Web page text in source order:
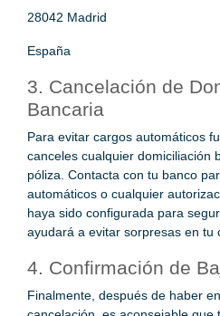
28042 Madrid
España
3. Cancelación de
Bancaria
Para evitar cargos automáticos
canceles cualquier domiciliación
póliza. Contacta con tu banco
automáticos o cualquier
haya sido configurada para
ayudará a evitar sorpresas en tu
4. Confirmación de
Finalmente, después de haber